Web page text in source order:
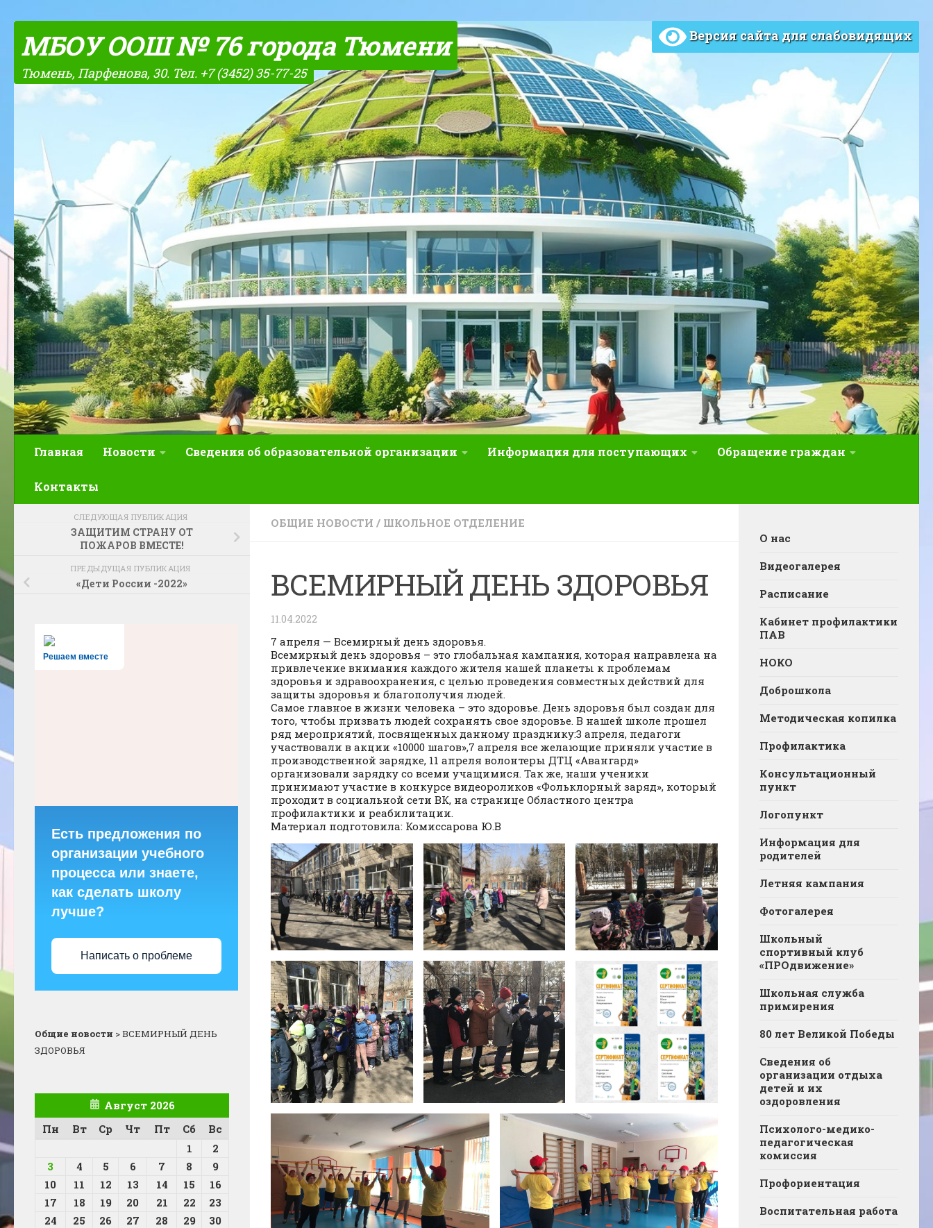
Skip to content
МБОУ ООШ № 76 города Тюмени
Тюмень, Парфенова, 30. Тел. +7 (3452) 35-77-25
Версия сайта для слабовидящих
Главная Новости Сведения об образовательной организации Информация для поступающих Обращение граждан
Контакты
ОБЩИЕ НОВОСТИ / ШКОЛЬНОЕ ОТДЕЛЕНИЕ
ВСЕМИРНЫЙ ДЕНЬ ЗДОРОВЬЯ
11.04.2022
7 апреля — Всемирный день здоровья.
Всемирный день здоровья – это глобальная кампания, которая направлена на
привлечение внимания каждого жителя нашей планеты к проблемам
здоровья и здравоохранения, с целью проведения совместных действий для
защиты здоровья и благополучия людей.
Самое главное в жизни человека – это здоровье. День здоровья был создан для
того, чтобы призвать людей сохранять свое здоровье. В нашей школе прошел
ряд мероприятий, посвященных данному празднику:3 апреля, педагоги
участвовали в акции «10000 шагов»,7 апреля все желающие приняли участие в
производственной зарядке, 11 апреля волонтеры ДТЦ «Авангард»
организовали зарядку со всеми учащимися. Так же, наши ученики
принимают участие в конкурсе видеороликов «Фольклорный заряд», который
проходит в социальной сети ВК, на странице Областного центра
профилактики и реабилитации.
Материал подготовила: Комиссарова Ю.В
СЛЕДУЮЩАЯ ПУБЛИКАЦИЯ
ЗАЩИТИМ СТРАНУ ОТ
ПОЖАРОВ ВМЕСТЕ!
ПРЕДЫДУЩАЯ ПУБЛИКАЦИЯ
«Дети России -2022»
Решаем вместе
Есть предложения по
организации учебного
процесса или знаете,
как сделать школу
лучше?
Написать о проблеме
Общие новости >ВСЕМИРНЫЙ ДЕНЬ
ЗДОРОВЬЯ
Август 2026
Пн
Вт Ср Чт Пт Сб
Вс
1
2
3
4 5 6 7 8
9
10
11 12 13 14 15
16
17
18 19 20 21 22
23
24
25 26 27 28 29
30
О нас
Видеогалерея
Расписание
Кабинет профилактики
ПАВ
НОКО
Доброшкола
Методическая копилка
Профилактика
Консультационный
пункт
Логопункт
Информация для
родителей
Летняя кампания
Фотогалерея
Школьный
спортивный клуб
«ПРОдвижение»
Школьная служба
примирения
80 лет Великой Победы
Сведения об
организации отдыха
детей и их
оздоровления
Психолого-медико-
педагогическая
комиссия
Профориентация
Воспитательная работа